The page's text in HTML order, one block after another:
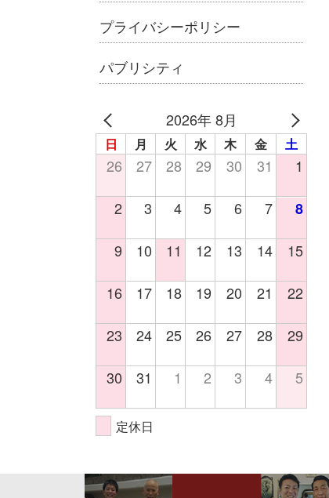
プライバシーポリシー
パブリシティ
2026年 8月
日 月 火 水 木 金 土
26 27 28 29 30 31 1
2 3 4 5 6 7 8
9 10 11 12 13 14 15
16 17 18 19 20 21 22
23 24 25 26 27 28 29
30 31 1 2 3 4 5
定休日